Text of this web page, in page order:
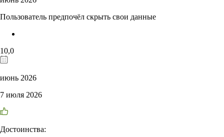
Пользователь предпочёл скрыть свои данные
10,0
июнь 2026
7 июля 2026
Достоинства: